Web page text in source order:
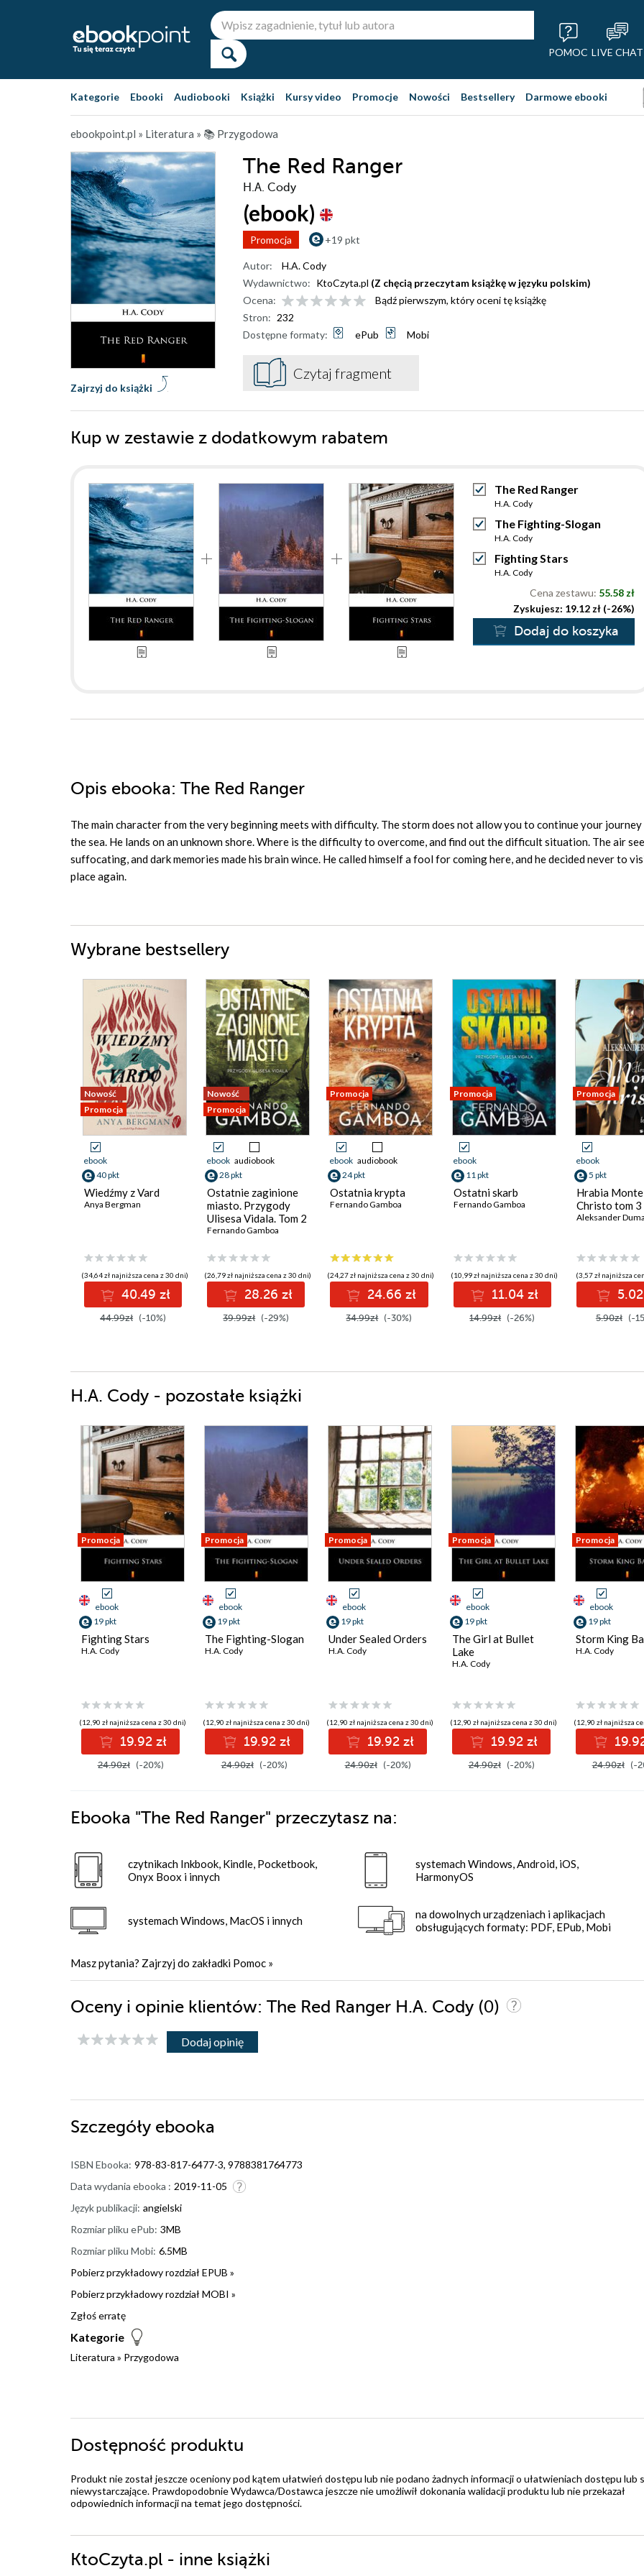
POMOC LIVE CHAT
Kategorie Ebooki Audiobooki Książki Kursy video Promocje Nowości Bestsellery Darmowe ebooki
ebookpoint.pl » Literatura » 📚 Przygodowa
The Red Ranger
H.A. Cody
(ebook)
Promocja +19 pkt
Zajrzyj do książki
Autor:
H.A. Cody
Wydawnictwo: KtoCzyta.pl (Z chęcią przeczytam książkę w języku polskim)
Ocena:
Bądź pierwszym, który oceni tę książkę
Stron: 232
Dostępne formaty:
ePub Mobi
Czytaj fragment
Kup w zestawie z dodatkowym rabatem
The Red Ranger
H.A. Cody
The Fighting-Slogan
H.A. Cody
Fighting Stars
H.A. Cody
Cena zestawu: 55.58 zł
Zyskujesz: 19.12 zł (-26%)
Dodaj do koszyka
Opis ebooka: The Red Ranger
The main character from the very beginning meets with difficulty. The storm does not allow you to continue your
the sea. He lands on an unknown shore. Where is the difficulty to overcome, and find out the difficult situation. The air
suffocating, and dark memories made his brain wince. He called himself a fool for coming here, and he decided never to
place again.
Wybrane bestsellery
Nowość
Promocja
ebook
40 pkt
Wiedźmy z Vard
Anya Bergman
(34,64 zł najniższa cena z 30 dni)
40.49 zł
44.99zł (-10%)
Nowość
Promocja
ebook audiobook
28 pkt
Ostatnie zaginione
miasto. Przygody
Ulisesa Vidala. Tom 2
Fernando Gamboa
(26,79 zł najniższa cena z 30 dni)
28.26 zł
39.99zł (-29%)
Promocja
ebook audiobook
24 pkt
Ostatnia krypta
Fernando Gamboa
(24,27 zł najniższa cena z 30 dni)
24.66 zł
34.99zł (-30%)
Promocja
ebook
11 pkt
Ostatni skarb
Fernando Gamboa
(10,99 zł najniższa cena z 30 dni)
11.04 zł
14.99zł (-26%)
Promocja
ebook
5 pkt
Hrabia Monte
Christo tom 3
Aleksander
(3,57 zł najniższa
5.90zł (-
H.A. Cody - pozostałe książki
Promocja
ebook
19 pkt
Fighting Stars
H.A. Cody
(12,90 zł najniższa cena z 30 dni)
19.92 zł
24.90zł (-20%)
Promocja
ebook
19 pkt
The Fighting-Slogan
H.A. Cody
(12,90 zł najniższa cena z 30 dni)
19.92 zł
24.90zł (-20%)
Promocja
ebook
19 pkt
Under Sealed Orders
H.A. Cody
(12,90 zł najniższa cena z 30 dni)
19.92 zł
24.90zł (-20%)
Promocja
ebook
19 pkt
The Girl at Bullet
Lake
H.A. Cody
(12,90 zł najniższa cena z 30 dni)
19.92 zł
24.90zł (-20%)
Promocja
ebook
19 pkt
Storm King
H.A. Cody
(12,90 zł najniższa
24.90zł (-
Ebooka "The Red Ranger" przeczytasz na:
czytnikach Inkbook, Kindle, Pocketbook,
Onyx Boox i innych
systemach Windows, MacOS i innych
systemach Windows, Android, iOS,
HarmonyOS
na dowolnych urządzeniach i aplikacjach
obsługujących formaty: PDF, EPub, Mobi
Masz pytania? Zajrzyj do zakładki Pomoc »
Oceny i opinie klientów: The Red Ranger H.A. Cody (0)
Dodaj opinię
Szczegóły ebooka
ISBN Ebooka: 978-83-817-6477-3, 9788381764773
Data wydania ebooka : 2019-11-05
Język publikacji: angielski
Rozmiar pliku ePub: 3MB
Rozmiar pliku Mobi: 6.5MB
Pobierz przykładowy rozdział EPUB »
Pobierz przykładowy rozdział MOBI »
Zgłoś erratę
Kategorie
Literatura » Przygodowa
Dostępność produktu
Produkt nie został jeszcze oceniony pod kątem ułatwień dostępu lub nie podano żadnych informacji o ułatwieniach dostępu lub
niewystarczające. Prawdopodobnie Wydawca/Dostawca jeszcze nie umożliwił dokonania walidacji produktu lub nie przekazał
odpowiednich informacji na temat jego dostępności.
KtoCzyta.pl - inne książki